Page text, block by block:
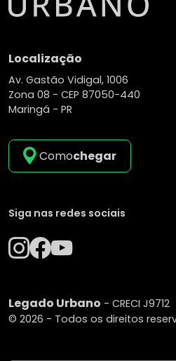
Localização
Av. Gastão Vidigal, 1006
Zona 08 - CEP 87050-440
Maringá - PR
Comochegar
Siga nas redes sociais
Legado Urbano - CRECI J9712
© 2026 - Todos os direitos